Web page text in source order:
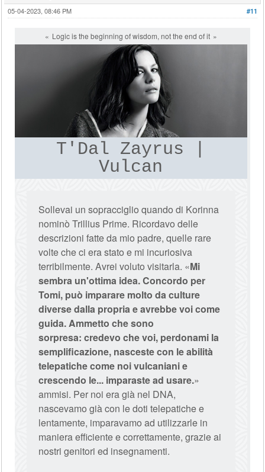
#11
05-04-2023, 08:46 PM
Logic is the beginning of wisdom, not the end of it
T'Dal Zayrus |
Vulcan
Sollevai un sopracciglio quando di Korinna
nominò Trillius Prime. Ricordavo delle
descrizioni fatte da mio padre, quelle rare
volte che ci era stato e mi incuriosiva
terribilmente. Avrei voluto visitarla. «Mi
sembra un'ottima idea. Concordo per
Tomi, può imparare molto da culture
diverse dalla propria e avrebbe voi come
guida. Ammetto che sono
sorpresa: credevo che voi, perdonami la
semplificazione, nasceste con le abilità
telepatiche come noi vulcaniani e
crescendo le... imparaste ad usare.»
ammisi. Per noi era già nel DNA,
nascevamo già con le doti telepatiche e
lentamente, imparavamo ad utilizzarle in
maniera efficiente e correttamente, grazie ai
nostri genitori ed insegnamenti.